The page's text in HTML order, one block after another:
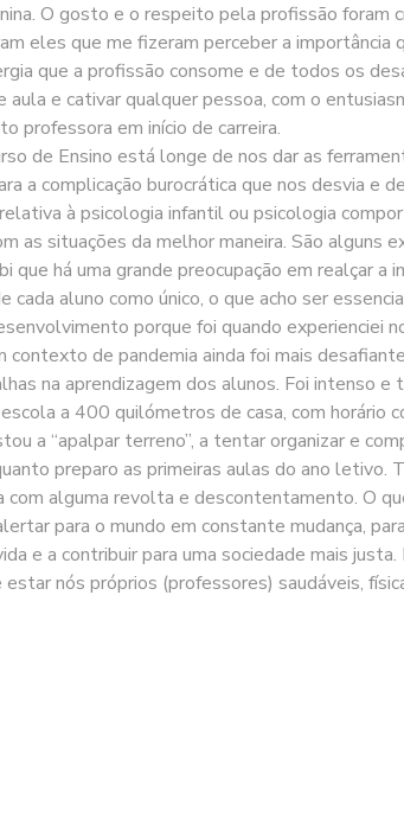
O gosto e o respeito pela profissão
eles que me fizeram perceber a importância
que a profissão consome e de todos os
e cativar qualquer pessoa, com o
professora em início de carreira.
de Ensino está longe de nos dar as
a complicação burocrática que nos desvia e
à psicologia infantil ou psicologia
as situações da melhor maneira. São
que há uma grande preocupação em realçar
aluno como único, o que acho ser
porque foi quando experienciei
de pandemia ainda foi mais
na aprendizagem dos alunos. Foi intenso
a 400 quilómetros de casa, com horário
a “apalpar terreno”, a tentar organizar e
preparo as primeiras aulas do ano
com alguma revolta e descontentamento. O
para o mundo em constante mudança,
e a contribuir para uma sociedade mais
nós próprios (professores) saudáveis,